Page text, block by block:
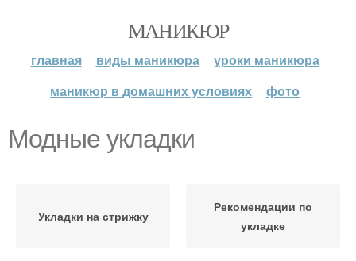
МАНИКЮР
главная виды маникюра
уроки маникюра
маникюр в домашних условиях
фото
Модные укладки
Укладки на стрижку
Рекомендации по
укладке